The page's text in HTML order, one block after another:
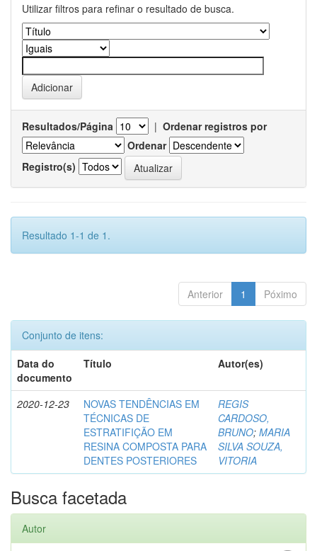
Utilizar filtros para refinar o resultado de busca.
Resultados/Página | Ordenar registros por
Ordenar
Registro(s)
Resultado 1-1 de 1.
Anterior 1 Póximo
Conjunto de itens:
Data do
documento
Título Autor(es)
2020-12-23
NOVAS TENDÊNCIAS EM
TÉCNICAS DE
ESTRATIFIÇÃO EM
RESINA COMPOSTA PARA
DENTES POSTERIORES
REGIS
CARDOSO,
BRUNO; MARIA
SILVA SOUZA,
VITORIA
Busca facetada
Autor